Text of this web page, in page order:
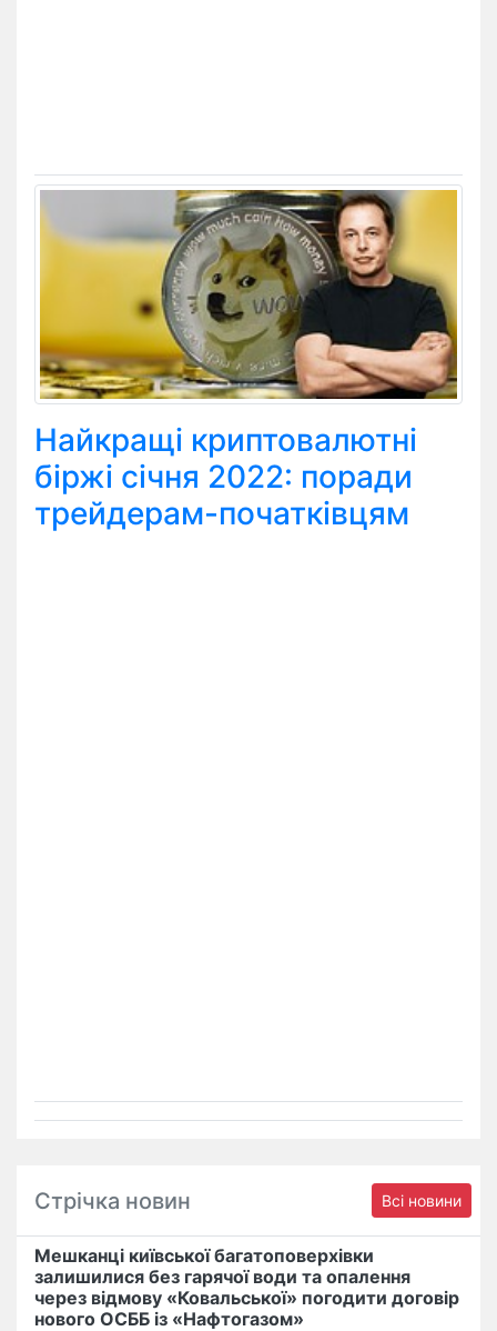
Найкращі криптовалютні
біржі січня 2022: поради
трейдерам-початківцям
Стрічка новин Всі новини
Мешканці київської багатоповерхівки
залишилися без гарячої води та опалення
через відмову «Ковальської» погодити договір
нового ОСББ із «Нафтогазом»